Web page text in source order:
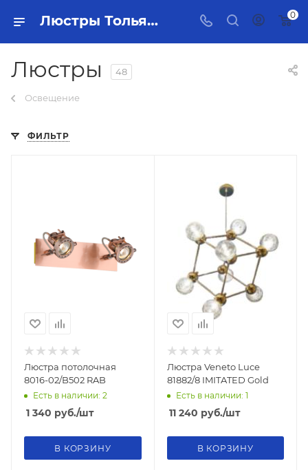
Люстры Тольятти - купить в интернет-магазине, каталог с ценами и характеристиками 0
Люстры 48
Освещение
ФИЛЬТР
Люстра потолочная
8016-02/B502 RAB
Есть в наличии: 2
1 340 руб./шт
В КОРЗИНУ
Люстра Veneto Luce
81882/8 IMITATED Gold
Есть в наличии: 1
11 240 руб./шт
В КОРЗИНУ